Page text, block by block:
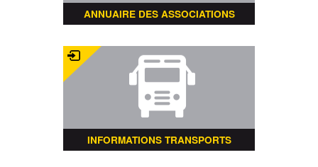
ANNUAIRE DES ASSOCIATIONS
INFORMATIONS TRANSPORTS